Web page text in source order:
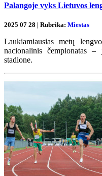
Palangoje vyks Lietuvos
2025 07 28 | Rubrika: Miestas
Laukiamiausias metų
nacionalinis čempionatas –
stadione.